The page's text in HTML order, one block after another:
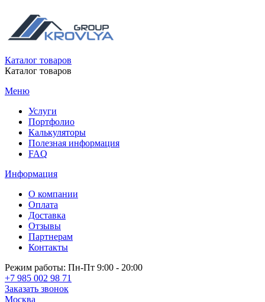
Каталог товаров
Каталог товаров
Меню
Услуги
Портфолио
Калькуляторы
Полезная информация
FAQ
Информация
О компании
Оплата
Доставка
Отзывы
Партнерам
Контакты
Режим работы: Пн-Пт 9:00 - 20:00
+7 985 002 98 71
Заказать звонок
Москва